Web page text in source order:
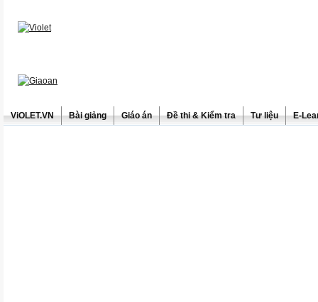
ViOLET.VN Bài giảng Giáo án Đề thi & Kiểm tra Tư liệu E-